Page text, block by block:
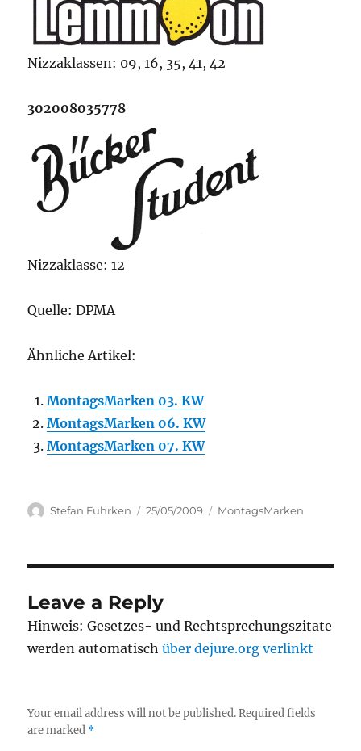
Nizzaklassen: 09, 16, 35, 41, 42
302008035778
Nizzaklasse: 12
Quelle: DPMA
Ähnliche Artikel:
MontagsMarken 03. KW
MontagsMarken 06. KW
MontagsMarken 07. KW
Author
Stefan Fuhrken
Posted
25/05/2009 Categories
MontagsMarken
Leave a Reply
Hinweis: Gesetzes- und Rechtsprechungszitate
werden automatischüber dejure.org verlinkt
Your email address will not be published. Required fields
are marked *